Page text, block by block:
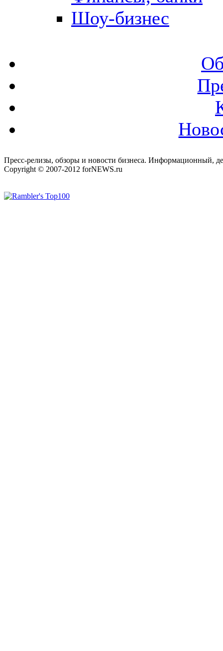
Шоу-бизнес
Пресс-релизы, обзоры и новости бизнеса. Информационный,
Copyright © 2007-2012 forNEWS.ru